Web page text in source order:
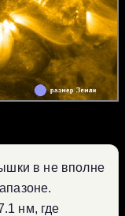
в не вполне
нм, где